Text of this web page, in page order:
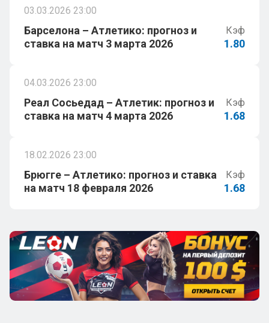
03.03.2026 23:00
Барселона – Атлетико: прогноз и
ставка на матч 3 марта 2026
Кэф
1.80
04.03.2026 23:00
Реал Сосьедад – Атлетик: прогноз и
ставка на матч 4 марта 2026
Кэф
1.68
18.02.2026 23:00
Брюгге – Атлетико: прогноз и ставка
на матч 18 февраля 2026
Кэф
1.68